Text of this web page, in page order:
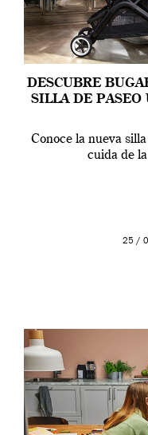
DESCUBRE
SILLA DE PASEO
Conoce la nueva
cuida de
25 /